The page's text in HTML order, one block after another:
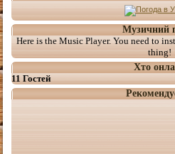
Музичний
Here is the Music Player. You need to
thing!
Хто
11 Гостей